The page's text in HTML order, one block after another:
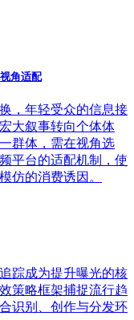
角适配
，年轻受众的信息接
大叙事转向个体体
群体，需在视角选
平台的适配机制，使
仿的消费诱因。
踪成为提升曝光的核
策略框架捕捉流行趋
识别、创作与分发环